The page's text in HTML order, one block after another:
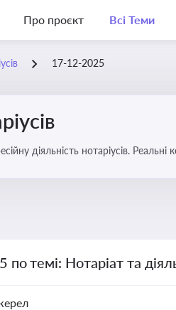
Про проєкт Всі Теми
17-12-2025
діяльність нотаріусів.
темі: Нотаріат та